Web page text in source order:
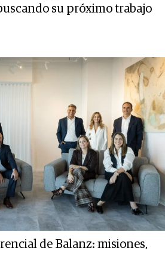
su próximo trabajo
de Balanz: misiones,